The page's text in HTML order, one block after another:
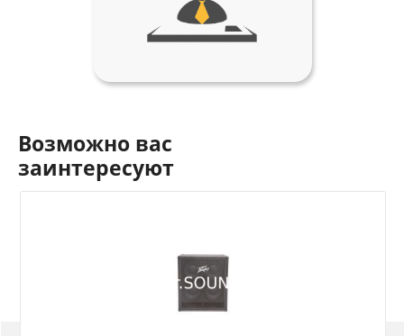
Возможно вас
заинтересуют